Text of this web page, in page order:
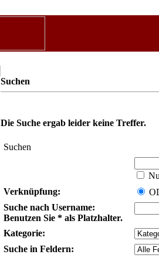
Suchen
Die Suche ergab leider keine Treffer.
Suchen
Verknüpfung:
Suche nach Username:
Benutzen Sie * als Platzhalter.
Kategorie:
Suche in Feldern: